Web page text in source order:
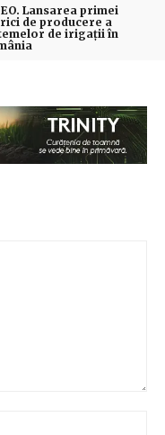
Lansarea primei
de producere a
de irigații în